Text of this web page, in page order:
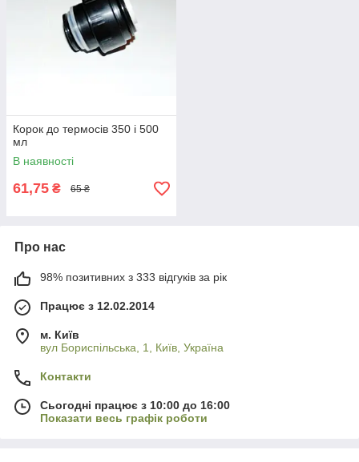
Корок до термосів 350 і 500
мл
В наявності
61,75 ₴ 65 ₴
Про нас
98% позитивних з 333 відгуків за рік
Працює з 12.02.2014
м. Київ
вул Бориспільська, 1, Київ, Україна
Контакти
Сьогодні працює з 10:00 до 16:00
Показати весь графік роботи